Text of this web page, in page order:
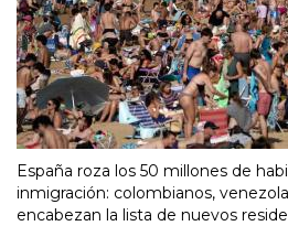
España roza los 50 millones de
inmigración: colombianos,
encabezan la lista de nuevos